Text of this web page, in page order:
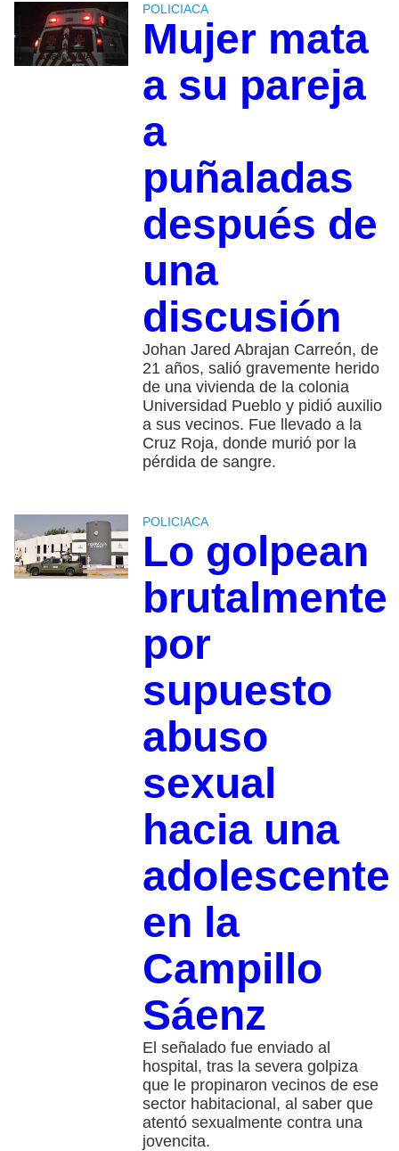
POLICIACA
Mujer mata
a su pareja
a
puñaladas
después de
una
discusión
Johan Jared Abrajan Carreón, de
21 años, salió gravemente herido
de una vivienda de la colonia
Universidad Pueblo y pidió auxilio
a sus vecinos. Fue llevado a la
Cruz Roja, donde murió por la
pérdida de sangre.
POLICIACA
Lo golpean
brutalmente
por
supuesto
abuso
sexual
hacia una
adolescente
en la
Campillo
Sáenz
El señalado fue enviado al
hospital, tras la severa golpiza
que le propinaron vecinos de ese
sector habitacional, al saber que
atentó sexualmente contra una
jovencita.